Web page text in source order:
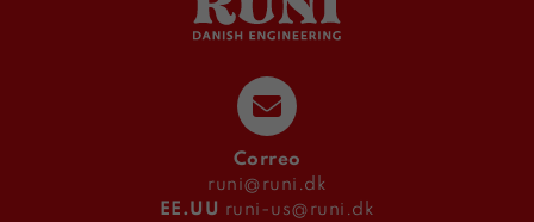
Correo
runi@runi.dk
EE.UU runi-us@runi.dk